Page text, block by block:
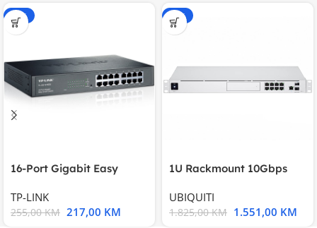
-15%
16-Port Gigabit Easy
TP-LINK
255,00KM 217,00 KM
-15%
1U Rackmount 10Gbps
UBIQUITI
1.825,00KM 1.551,00 KM